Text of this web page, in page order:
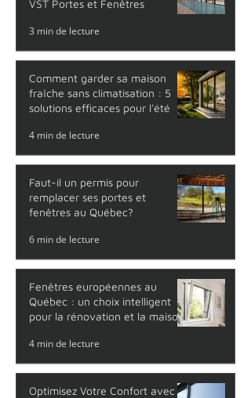
VST Portes et Fenêtres
3 min de lecture
Comment garder sa maison
fraîche sans climatisation : 5
solutions efficaces pour l'été
4 min de lecture
Faut-il un permis pour
remplacer ses portes et
fenêtres au Québec?
6 min de lecture
Fenêtres européennes au
Québec : un choix intelligent
pour la rénovation et la maison
4 min de lecture
Optimisez Votre Confort avec